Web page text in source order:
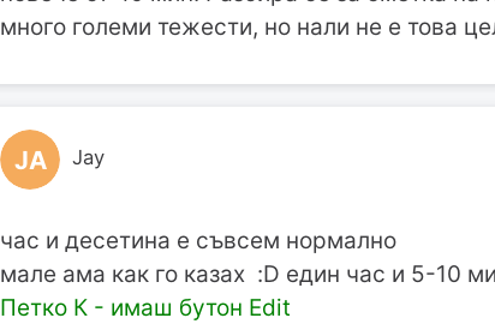
много големи тежести, но нали не е това
JA Jay
час и десетина е съвсем нормално
мале ама как го казах :D един час и 5-10
Петко К - имаш бутон Edit